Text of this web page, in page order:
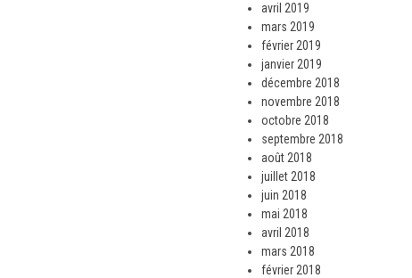
avril 2019
mars 2019
février 2019
janvier 2019
décembre 2018
novembre 2018
octobre 2018
septembre 2018
août 2018
juillet 2018
juin 2018
mai 2018
avril 2018
mars 2018
février 2018